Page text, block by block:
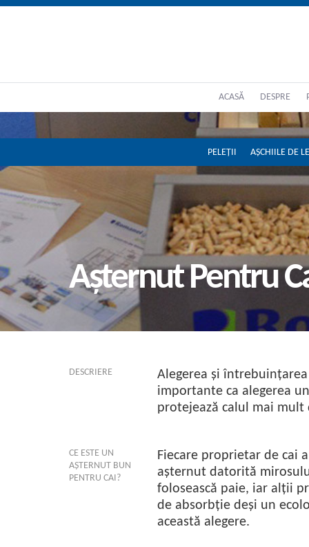
ACASĂ DESPRE
PELEȚII AȘCHIILE DE
Așternut Pentru
DESCRIERE
Alegerea și
importante ca alegerea
protejează calul mai
CE ESTE UN
AȘTERNUT BUN
PENTRU CAI?
Fiecare proprietar de cai
așternut datorită
folosească paie, iar alții
de absorbție deși un
această alegere.